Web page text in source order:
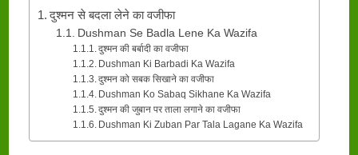
दुश्मन से बदला लेने का वजीफा
Dushman Se Badla Lene Ka Wazifa
दुश्मन की बर्बादी का वजीफा
Dushman Ki Barbadi Ka Wazifa
दुश्मन को सबक सिखाने का वजीफा
Dushman Ko Sabaq Sikhane Ka Wazifa
दुश्मन की जुबान पर ताला लगाने का वजीफा
Dushman Ki Zuban Par Tala Lagane Ka Wazifa